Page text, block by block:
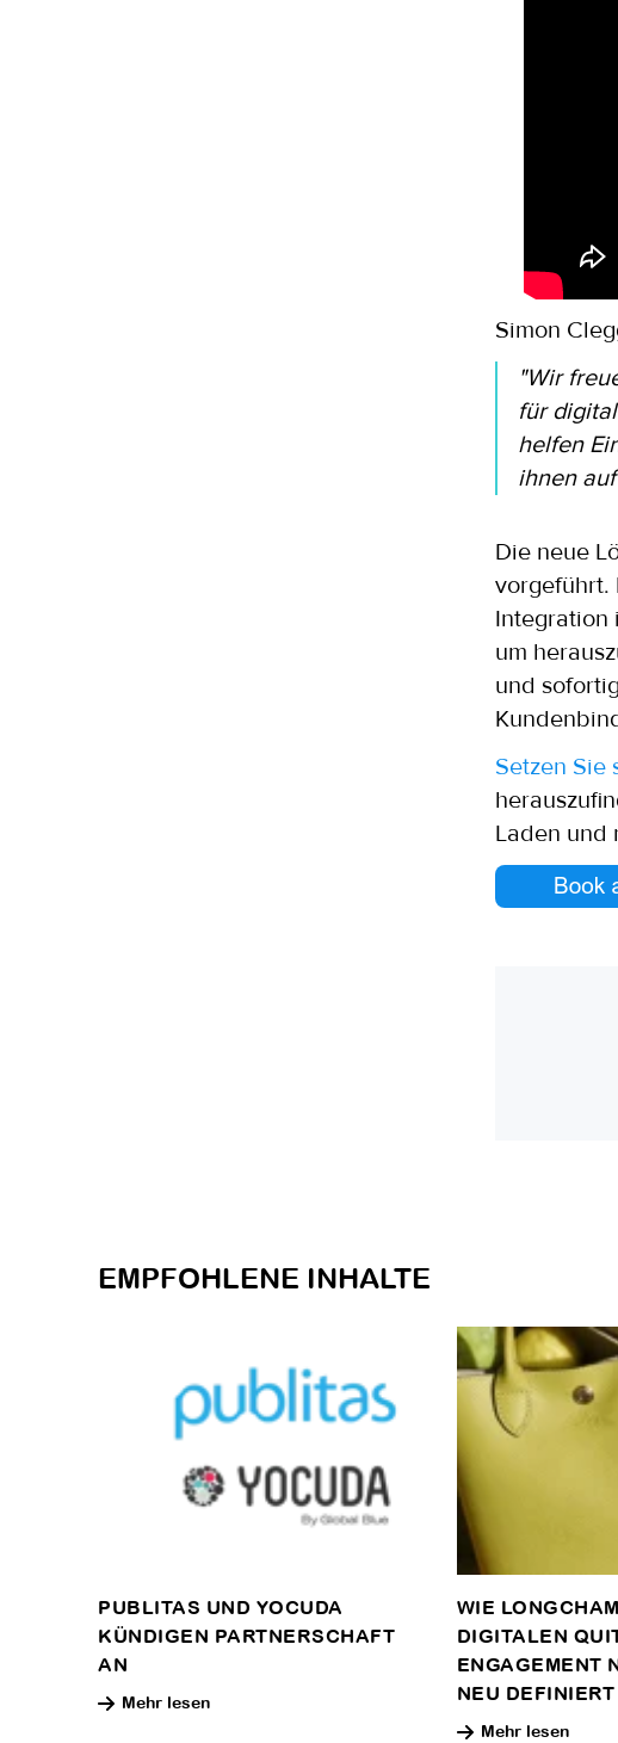
Simon
"Wir
für
helfen
ihnen
Die neue
vorgeführt.
Integration
um
und
Setzen Sie
Laden und
EMPFOHLENE INHALTE
PUBLITAS UND YOCUDA
KÜNDIGEN PARTNERSCHAFT
AN
Mehr lesen
WIE
DIGITALEN
ENGAGEMENT
NEU DEFINIERT
Mehr lesen